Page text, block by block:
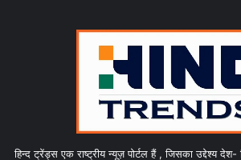
हिन्द ट्रेंड्स एक राष्ट्रीय न्यूज़ पोर्टल हैं , जिसका उद्देश्य